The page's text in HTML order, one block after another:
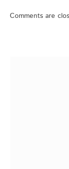
Comments are